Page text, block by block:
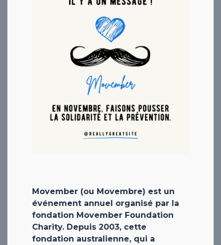
Movember (ou Movembre) est un
événement annuel organisé par la
fondation Movember Foundation
Charity. Depuis 2003, cette
fondation australienne, qui a